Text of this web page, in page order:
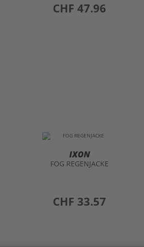
preis
CHF 47.96
IXON
FOG REGENJACKE
preis
CHF 33.57